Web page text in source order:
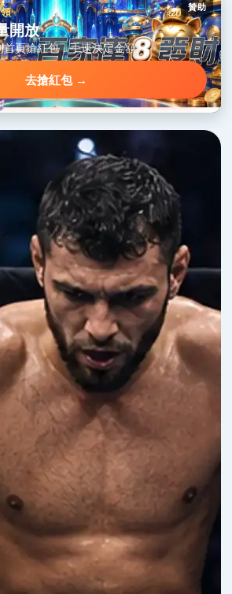
贊助
開放
頁搶紅包，手速決定金額。
去搶紅包 →